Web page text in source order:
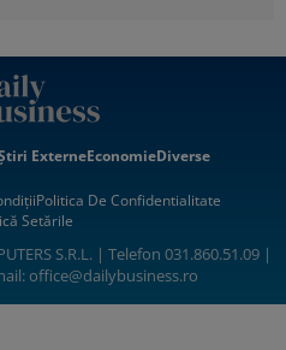
ExterneEconomieDiverse
Politica De Confidentialitate
Setările
S.R.L. | Telefon 031.860.51.09 |
office@dailybusiness.ro